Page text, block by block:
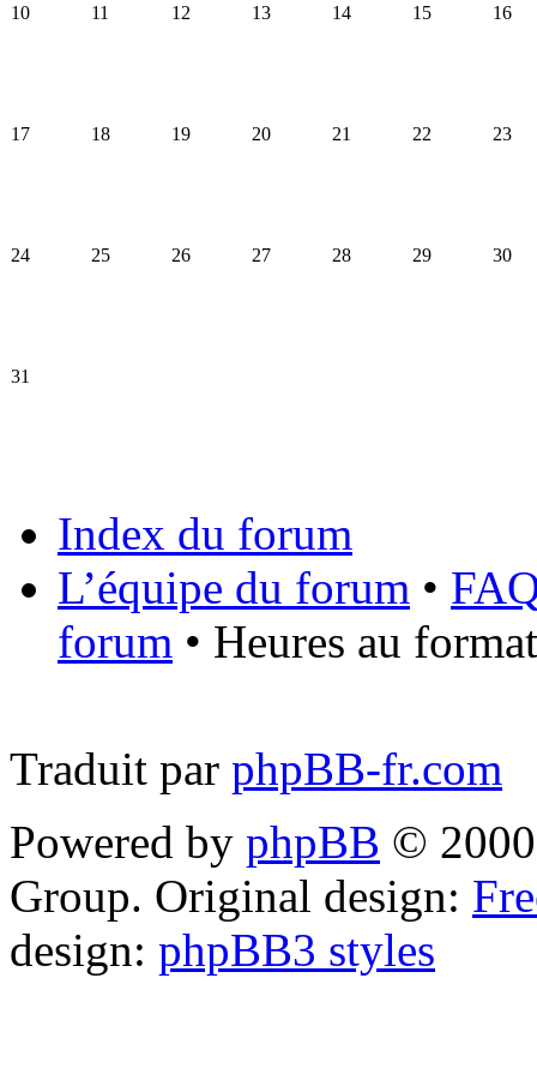
10 11 12 13 14 15 16
17 18 19 20 21 22 23
24 25 26 27 28 29 30
31
Index du forum
L’équipe du forum •
forum • Heures au
Traduit par phpBB-fr.com
Powered by phpBB ©
Group. Original design:
design: phpBB3 styles